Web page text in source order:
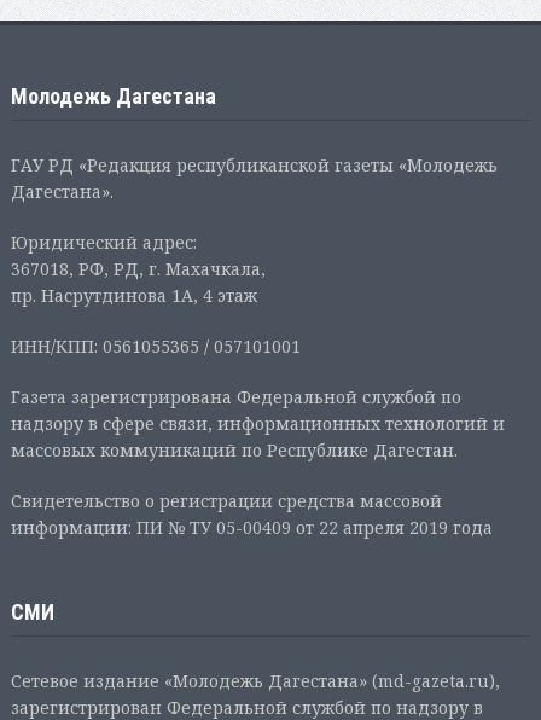
Молодежь Дагестана
ГАУ РД «Редакция республиканской газеты «Молодежь
Дагестана».
Юридический адрес:
367018, РФ, РД, г. Махачкала,
пр. Насрутдинова 1А, 4 этаж
ИНН/КПП: 0561055365 / 057101001
Газета зарегистрирована Федеральной службой по
надзору в сфере связи, информационных технологий и
массовых коммуникаций по Республике Дагестан.
Свидетельство о регистрации средства массовой
информации: ПИ № ТУ 05-00409 от 22 апреля 2019 года
СМИ
Сетевое издание «Молодежь Дагестана» (md-gazeta.ru),
зарегистрирован Федеральной службой по надзору в